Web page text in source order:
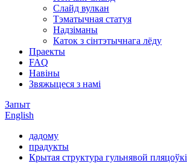
Слайд вулкан
Тэматычная статуя
Надзіманы
Каток з сінтэтычнага лёду
Праекты
FAQ
Навіны
Звяжыцеся з намі
Запыт
English
дадому
прадукты
Крытая структура гульнявой пляцоўкі